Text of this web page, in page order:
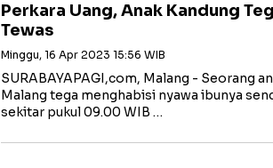
Perkara Uang, Anak Kandung
Tewas
Minggu, 16 Apr 2023 15:56 WIB
SURABAYAPAGI,com, Malang - Seorang
Malang tega menghabisi nyawa ibunya
sekitar pukul 09.00 WIB …